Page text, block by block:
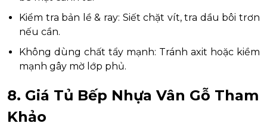
Kiểm tra bản lề & ray: Siết chặt vít, tra dầu bôi trơn
nếu cần.
Không dùng chất tẩy mạnh: Tránh axit hoặc kiềm
mạnh gây mờ lớp phủ.
8. Giá Tủ Bếp Nhựa Vân Gỗ Tham
Khảo